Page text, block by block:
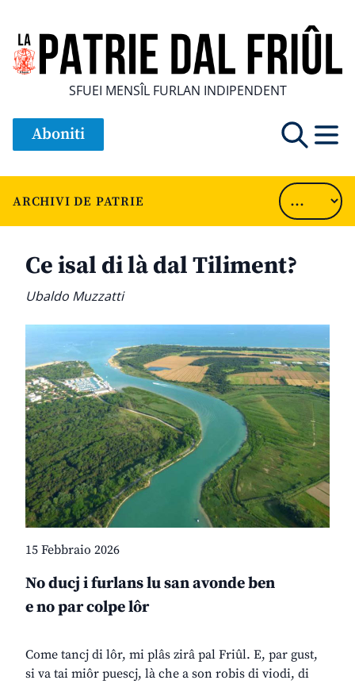
SFUEI MENSÎL FURLAN INDIPENDENT
Aboniti
ARCHIVI DE PATRIE
Ce isal di là dal Tiliment?
Ubaldo Muzzatti
15 Febbraio 2026
No ducj i furlans lu san avonde ben
e no par colpe lôr
Come tancj di lôr, mi plâs zirâ pal Friûl. E, par gust,
si va tai miôr puescj, là che a son robis di viodi, di